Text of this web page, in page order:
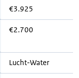
€3.925
€2.700
Lucht-Water